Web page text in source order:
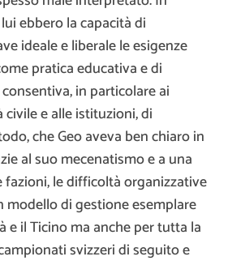
ebbero la capacità di
ideale e liberale le esigenze
pratica educativa e di
in particolare ai
e alle istituzioni, di
che Geo aveva ben chiaro in
al suo mecenatismo e a una
fazioni, le difficoltà organizzative
modello di gestione esemplare
e il Ticino ma anche per tutta la
svizzeri di seguito e